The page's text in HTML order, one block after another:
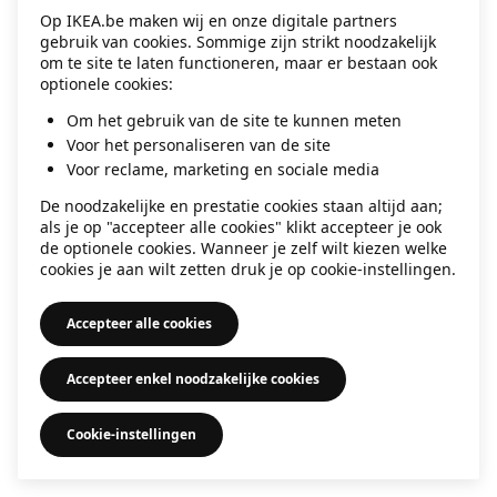
information).
Op IKEA.be maken wij en onze digitale partners
gebruik van cookies. Sommige zijn strikt noodzakelijk
om te site te laten functioneren, maar er bestaan ook
optionele cookies:
Om het gebruik van de site te kunnen meten
Voor het personaliseren van de site
Voor reclame, marketing en sociale media
De noodzakelijke en prestatie cookies staan altijd aan;
als je op "accepteer alle cookies" klikt accepteer je ook
de optionele cookies. Wanneer je zelf wilt kiezen welke
cookies je aan wilt zetten druk je op cookie-instellingen.
Accepteer alle cookies
Accepteer enkel noodzakelijke cookies
Cookie-instellingen